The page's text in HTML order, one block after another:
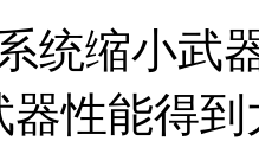
统缩小武
器性能得